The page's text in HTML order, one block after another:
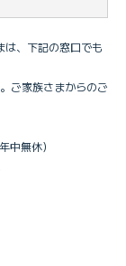
は、下記の窓口でも
ご家族さまからのご
無休）